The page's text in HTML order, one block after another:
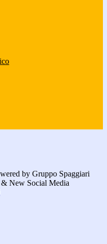
by Gruppo Spaggiari
New Social Media